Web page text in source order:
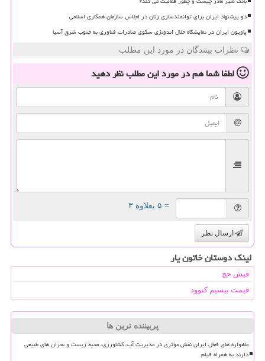
دو پیشنهاد ایران برای توانمندسازی زنان در اجلاس سازمان همکاری اسلامی
پاویون ایران در نمایشگاه حلال اندونزی سکوی صادرات فناوری به جنوب شرق آسیا
نظرات بینندگان در مورد این مطلب
لطفا شما همدر مورد این مطلبنظر دهید
= ۵ بعلاوه ۳
ارسال نظر
لینک دوستان خاتون یار
فیش حج
قیمت بیسیم کنوود
پربیننده ترین ها
ماهواره های فعال ایران نقش مؤثری در مدیریت آب، کشاورزی، محیط زیست و بحران های طبیعی
دارند به همراه فیلم